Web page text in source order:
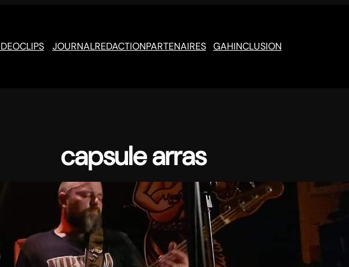
JOURNALREDACTIONPARTENAIRES GAHINCLUSION
capsule arras